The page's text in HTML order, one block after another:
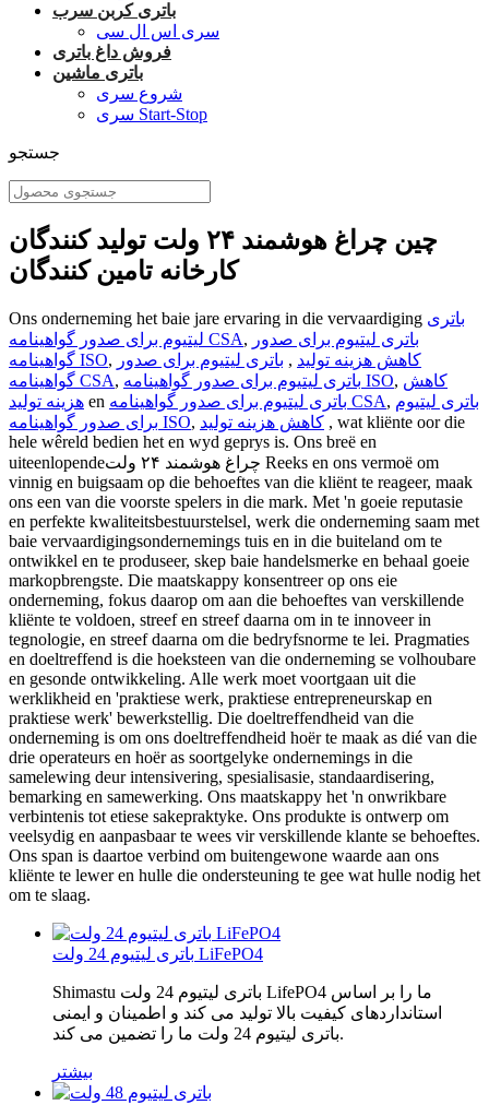
باتری کربن سرب
سری اس ال سی
فروش داغ باتری
باتری ماشین
شروع سری
سری Start-Stop
جستجو
چین چراغ هوشمند ۲۴ ولت تولید کنندگان
کارخانه تامین کنندگان
Ons onderneming het baie jare ervaring in die vervaardiging باتری
لیتیوم برای صدور گواهینامه CSA, باتری لیتیوم برای صدور
گواهینامه ISO, کاهش هزینه تولید , باتری لیتیوم برای صدور
گواهینامه CSA, باتری لیتیوم برای صدور گواهینامه ISO, کاهش
هزینه تولید en باتری لیتیوم برای صدور گواهینامه CSA, باتری لیتیوم
برای صدور گواهینامه ISO, کاهش هزینه تولید , wat kliënte oor die
hele wêreld bedien het en wyd geprys is. Ons breë en
uiteenlopendeچراغ هوشمند ۲۴ ولت Reeks en ons vermoë om
vinnig en buigsaam op die behoeftes van die kliënt te reageer, maak
ons ​​een van die voorste spelers in die mark. Met 'n goeie reputasie
en perfekte kwaliteitsbestuurstelsel, werk die onderneming saam met
baie vervaardigingsondernemings tuis en in die buiteland om te
ontwikkel en te produseer, skep baie handelsmerke en behaal goeie
markopbrengste. Die maatskappy konsentreer op ons eie
onderneming, fokus daarop om aan die behoeftes van verskillende
kliënte te voldoen, streef en streef daarna om in te innoveer in
tegnologie, en streef daarna om die bedryfsnorme te lei. Pragmaties
en doeltreffend is die hoeksteen van die onderneming se volhoubare
en gesonde ontwikkeling. Alle werk moet voortgaan uit die
werklikheid en 'praktiese werk, praktiese entrepreneurskap en
praktiese werk' bewerkstellig. Die doeltreffendheid van die
onderneming is om ons doeltreffendheid hoër te maak as dié van die
drie operateurs en hoër as soortgelyke ondernemings in die
samelewing deur intensivering, spesialisasie, standaardisering,
bemarking en samewerking. Ons maatskappy het 'n onwrikbare
verbintenis tot etiese sakepraktyke. Ons produkte is ontwerp om
veelsydig en aanpasbaar te wees vir verskillende klante se behoeftes.
Ons span is daartoe verbind om buitengewone waarde aan ons
kliënte te lewer en hulle die ondersteuning te gee wat hulle nodig het
om te slaag.
باتری لیتیوم 24 ولت LiFePO4
Shimastu باتری لیتیوم 24 ولت LifePO4 ما را بر اساس
استانداردهای کیفیت بالا تولید می کند و اطمینان و ایمنی
باتری لیتیوم 24 ولت ما را تضمین می کند.
بیشتر